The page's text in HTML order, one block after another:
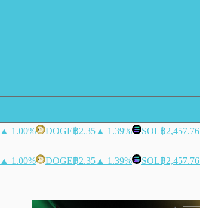
▲ 1.00% DOGE฿2.35 ▲ 1.39% SOL฿2,457.76
▲ 1.00% DOGE฿2.35 ▲ 1.39% SOL฿2,457.76